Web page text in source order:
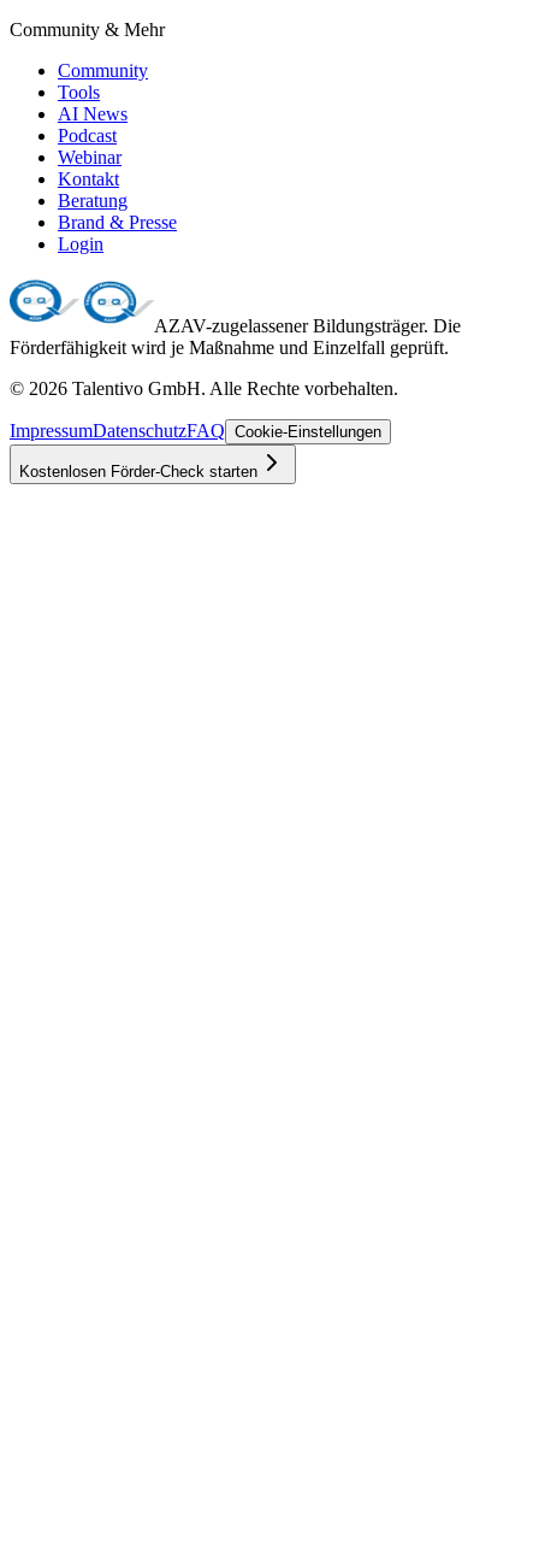
Community & Mehr
Community
Tools
AI News
Podcast
Webinar
Kontakt
Beratung
Brand & Presse
Login
AZAV-zugelassener Bildungsträger. Die
Förderfähigkeit wird je Maßnahme und Einzelfall geprüft.
© 2026 Talentivo GmbH. Alle Rechte vorbehalten.
ImpressumDatenschutzFAQ Cookie-Einstellungen
Kostenlosen Förder-Check starten